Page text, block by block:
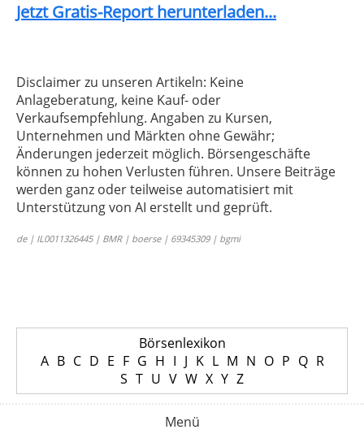
Jetzt Gratis-Report herunterladen...
Disclaimer zu unseren Artikeln: Keine
Anlageberatung, keine Kauf- oder
Verkaufsempfehlung. Angaben zu Kursen,
Unternehmen und Märkten ohne Gewähr;
Änderungen jederzeit möglich. Börsengeschäfte
können zu hohen Verlusten führen. Unsere Beiträge
werden ganz oder teilweise automatisiert mit
Unterstützung von AI erstellt und geprüft.
de | IL0011326445 | BMR | boerse | 69345309 | bgmi
Börsenlexikon
A B C D E F G H I J K L M N O P Q R
S T U V W X Y Z
Menü